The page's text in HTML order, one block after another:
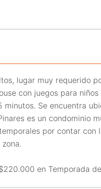
lugar muy requerido
con juegos para
minutos. Se encuentra
es un condominio
por contar
en Temporada